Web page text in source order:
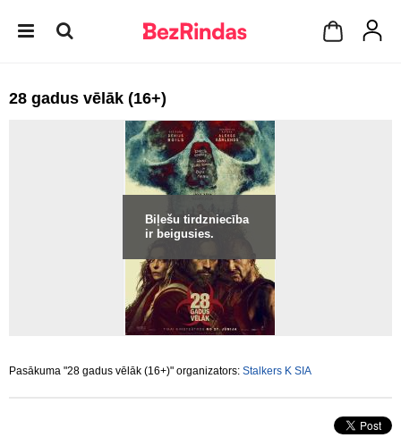
28 gadus vēlāk (16+)
Biļešu tirdzniecība
ir beigusies.
Pasākuma "28 gadus vēlāk (16+)" organizators: Stalkers K SIA